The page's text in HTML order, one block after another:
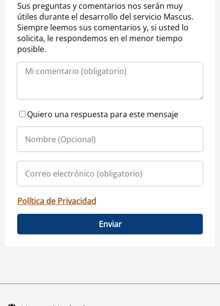
Sus preguntas y comentarios nos serán muy
útiles durante el desarrollo del servicio Mascus.
Siempre leemos sus comentarios y, si usted lo
solicita, le respondemos en el menor tiempo
posible.
Quiero una respuesta para este mensaje
Política de Privacidad
Enviar